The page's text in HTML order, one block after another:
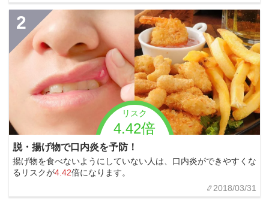
リスク
4.42倍
2
脱・揚げ物で口内炎を予防！
揚げ物を食べないようにしていない人は、口内炎ができやすくな
るリスクが4.42倍になります。
2018/03/31